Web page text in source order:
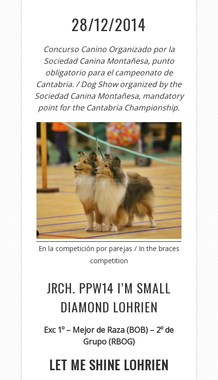
28/12/2014
Concurso Canino Organizado por la
Sociedad Canina Montañesa, punto
obligatorio para el campeonato de
Cantabria. / Dog Show organized by the
Sociedad Canina Montañesa, mandatory
point for the Cantabria Championship.
En la competición por parejas / In the braces
competition
JRCH. PPW14 I’M SMALL
DIAMOND LOHRIEN
Exc 1º – Mejor de Raza (BOB) – 2º de
Grupo (RBOG)
LET ME SHINE LOHRIEN